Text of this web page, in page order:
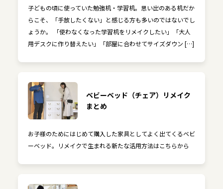
子どもの頃に使っていた勉強机・学習机。思い出のある机だか
らこそ、「手放したくない」と感じる方も多いのではないでし
ょうか。 「使わなくなった学習机をリメイクしたい」「大人
用デスクに作り替えたい」「部屋に合わせてサイズダウン […]
ベビーベッド（チェア）リメイク
まとめ
お子様のためにはじめて購入した家具としてよく出てくるベビ
ーベッド。リメイクで生まれる新たな活用方法はこちらから